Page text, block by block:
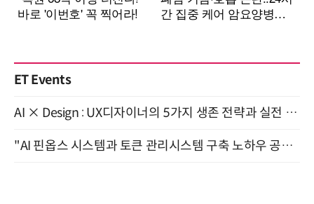
ET Events
AI × Design : UX디자이너의 5가지 생존 전략과 실전 대응 8월 28일 개최
"AI 핀옵스 시스템과 토큰 관리시스템 구축 노하우 공개" 잠실 한국광고문화회관 2층 대회의실 (8/21)